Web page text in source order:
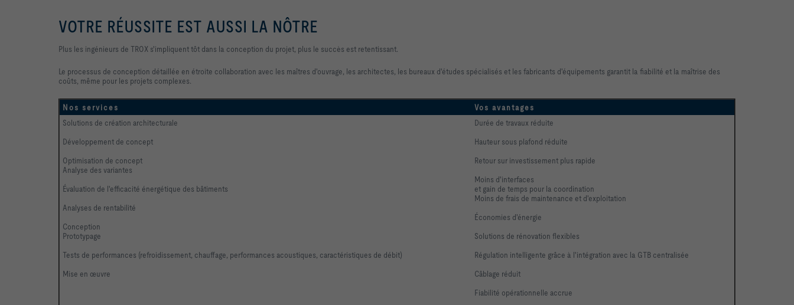
VOTRE RÉUSSITE EST AUSSI LA NÔTRE
Plus les ingénieurs de TROX s'impliquent tôt dans la conception du projet, plus le succès est retentissant.
Le processus de conception détaillée en étroite collaboration avec les maîtres d'ouvrage, les architectes, les bureaux d'études spécialisés et les fabricants d'équipements garantit la fiabilité et la maîtrise des
coûts, même pour les projets complexes.
Nos services
Vos avantages
Solutions de création architecturale
Développement de concept
Optimisation de concept
Analyse des variantes
Évaluation de l'efficacité énergétique des bâtiments
Analyses de rentabilité
Conception
Prototypage
Tests de performances (refroidissement, chauffage, performances acoustiques, caractéristiques de débit)
Mise en œuvre
Durée de travaux réduite
Hauteur sous plafond réduite
Retour sur investissement plus rapide
Moins d'interfaces
et gain de temps pour la coordination
Moins de frais de maintenance et d'exploitation
Économies d'énergie
Solutions de rénovation flexibles
Régulation intelligente grâce à l'intégration avec la GTB centralisée
Câblage réduit
Fiabilité opérationnelle accrue